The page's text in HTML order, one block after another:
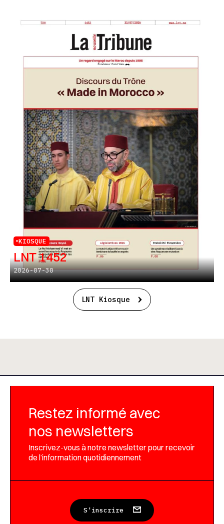
KIOSQUE
LNT 1452
2026-07-30
LNT Kiosque
Restez informé avec
nos newsletters
Inscrivez-vous à notre newsletter pour recevoir
de l’information quotidiennement
S'inscrire